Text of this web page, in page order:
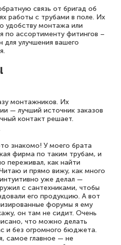
связь от бригад об
работы с трубами в поле. Их
удобству монтажа или
по ассортименту фитингов –
для улучшения вашего
монтажников. Их
— лучший источник заказов
контакт решает.
знакомо! У моего брата
фирма по таким трубам, и
переживал, как найти
и прямо вижу, как много
уже делал —
с сантехниками, чтобы
его продукцию. А вот
форумы я ему
он там не сидит. Очень
что можно делать
и без огромного бюджета.
самое главное — не